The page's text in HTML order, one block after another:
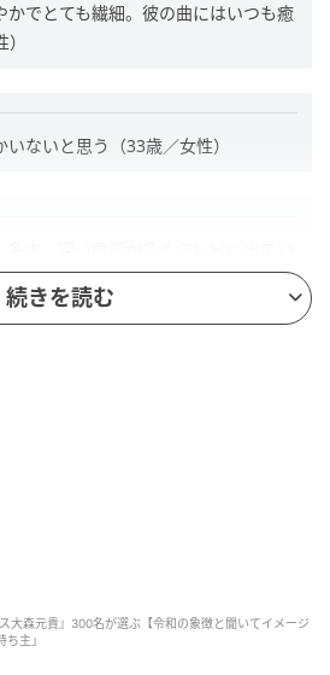
でとても繊細。彼の曲にはいつも癒
ないと思う（33歳／女性）
（40歳／女性）
続きを読む
大森元貴』300名が選ぶ【令和の象徴と聞いてイメージ
主」